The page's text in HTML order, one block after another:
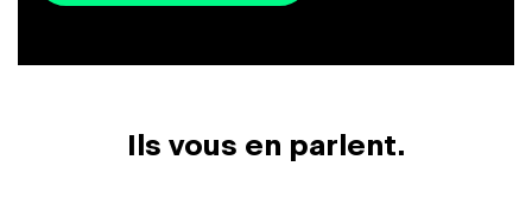
Ils vous en parlent.